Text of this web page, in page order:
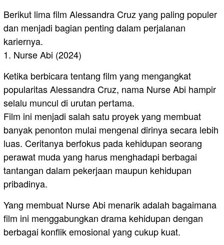
Berikut lima film Alessandra Cruz yang paling populer
dan menjadi bagian penting dalam perjalanan
kariernya.
1. Nurse Abi (2024)
Ketika berbicara tentang film yang mengangkat
popularitas Alessandra Cruz, nama Nurse Abi hampir
selalu muncul di urutan pertama.
Film ini menjadi salah satu proyek yang membuat
banyak penonton mulai mengenal dirinya secara lebih
luas. Ceritanya berfokus pada kehidupan seorang
perawat muda yang harus menghadapi berbagai
tantangan dalam pekerjaan maupun kehidupan
pribadinya.
Yang membuat Nurse Abi menarik adalah bagaimana
film ini menggabungkan drama kehidupan dengan
berbagai konflik emosional yang cukup kuat.